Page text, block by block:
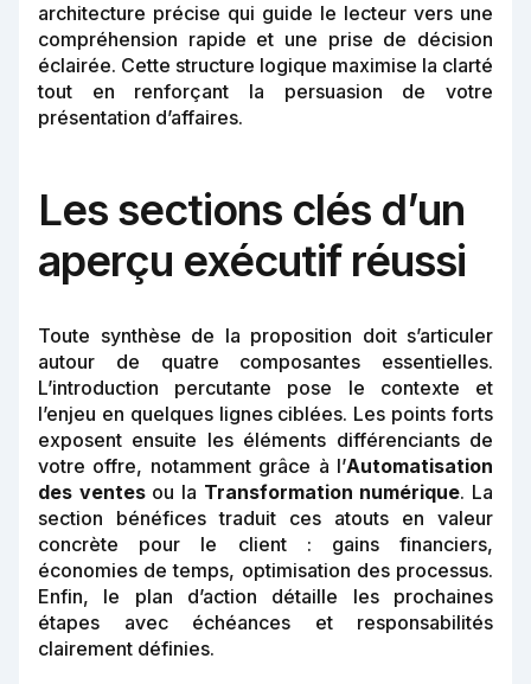
architecture précise qui guide le lecteur vers une
compréhension rapide et une prise de décision
éclairée. Cette structure logique maximise la clarté
tout en renforçant la persuasion de votre
présentation d’affaires.
Les sections clés d’un
aperçu exécutif réussi
Toute synthèse de la proposition doit s’articuler
autour de quatre composantes essentielles.
L’introduction percutante pose le contexte et
l’enjeu en quelques lignes ciblées. Les points forts
exposent ensuite les éléments différenciants de
votre offre, notamment grâce à l’Automatisation
des ventesou la Transformation numérique. La
section bénéfices traduit ces atouts en valeur
concrète pour le client : gains financiers,
économies de temps, optimisation des processus.
Enfin, le plan d’action détaille les prochaines
étapes avec échéances et responsabilités
clairement définies.